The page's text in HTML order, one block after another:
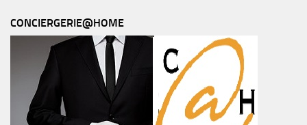
CONCIERGERIE@HOME